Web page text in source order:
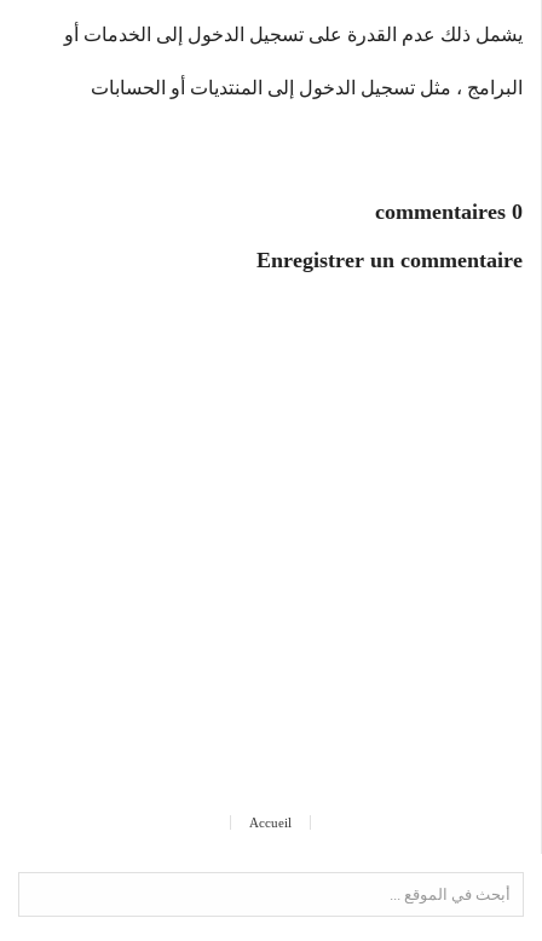
البرامج ، مثل تسجيل الدخول إلى المنتديات أو الحسابات
0 commentaires
Enregistrer un commentaire
Accueil